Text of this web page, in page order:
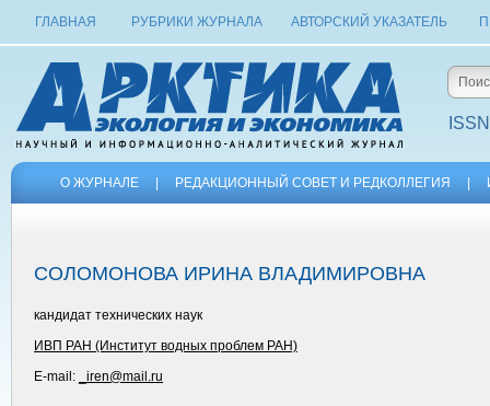
ГЛАВНАЯ РУБРИКИ ЖУРНАЛА АВТОРСКИЙ УКАЗАТЕЛЬ
О ЖУРНАЛЕ РЕДАКЦИОННЫЙ СОВЕТ И РЕДКОЛЛЕГИЯ
СОЛОМОНОВА ИРИНА ВЛАДИМИРОВНА
кандидат технических наук
ИВП РАН (Институт водных проблем РАН)
E-mail:
_iren@mail.ru